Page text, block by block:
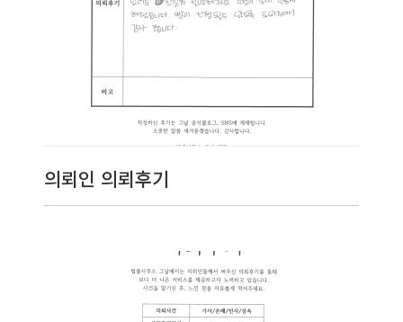
의뢰인 의뢰후기